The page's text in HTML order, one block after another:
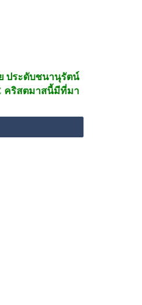
ประดับชนานุรัตน์
คริสตมาสนี้มีที่มา